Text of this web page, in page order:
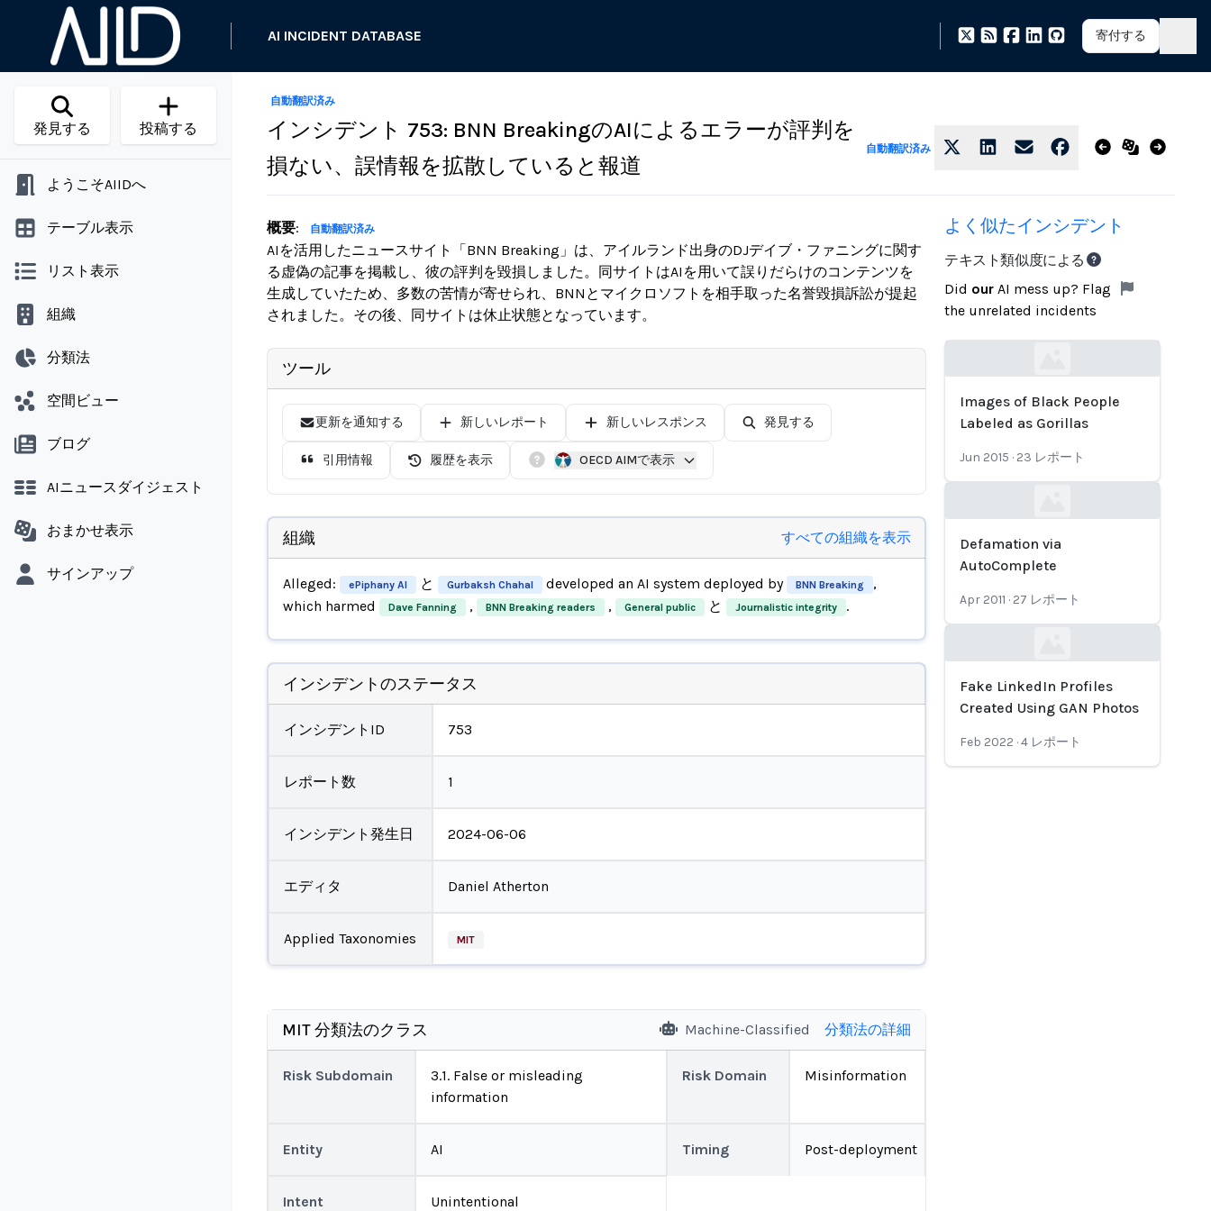
AI INCIDENT DATABASE 寄付する
発見する 投稿する
ようこそAIIDへ
テーブル表示
リスト表示
組織
分類法
空間ビュー
ブログ
AIニュースダイジェスト
おまかせ表示
サインアップ
自動翻訳済み
インシデント 753: BNN BreakingのAIによるエラーが評判を
損ない、誤情報を拡散していると報道
自動翻訳済み
概要: 自動翻訳済み
AIを活用したニュースサイト「BNN Breaking」は、アイルランド出身のDJデイブ・ファニングに関す
る虚偽の記事を掲載し、彼の評判を毀損しました。同サイトはAIを用いて誤りだらけのコンテンツを
生成していたため、多数の苦情が寄せられ、BNNとマイクロソフトを相手取った名誉毀損訴訟が提起
されました。その後、同サイトは休止状態となっています。
ツール
更新を通知する 新しいレポート 新しいレスポンス 発見する
引用情報 履歴を表示 OECD AIMで表示
組織 すべての組織を表示
Alleged: ePiphany AI と Gurbaksh Chahal developed an AI system deployed by BNN Breaking
,
which harmed
Dave Fanning , BNN Breaking readers , General public と Journalistic integrity .
インシデントのステータス
インシデントID 753
レポート数 1
インシデント発生日 2024-06-06
エディタ Daniel Atherton
Applied Taxonomies MIT
MIT 分類法のクラス Machine-Classified 分類法の詳細
Risk Subdomain
3.1. False or misleading
information
Risk Domain Misinformation
Entity AI Timing Post-deployment
Intent Unintentional
よく似たインシデント
テキスト類似度による
Did our AI mess up? Flag
the unrelated incidents
Images of Black People
Labeled as Gorillas
Jun 2015 · 23 レポート
Defamation via
AutoComplete
Apr 2011 · 27 レポート
Fake LinkedIn Profiles
Created Using GAN Photos
Feb 2022 ·4 レポート